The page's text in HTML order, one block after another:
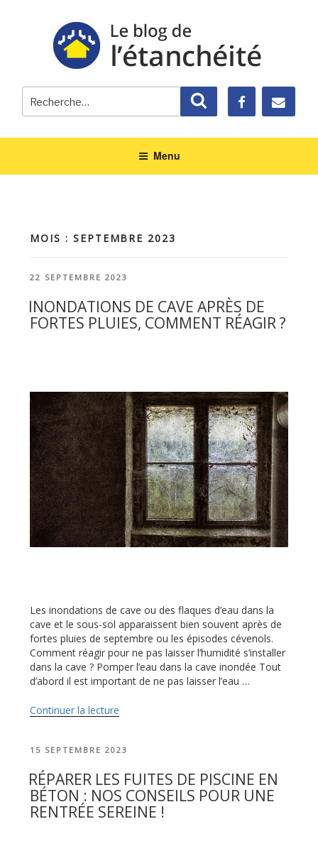
Recherche
pour
:
Recherche
Menu
MOIS : SEPTEMBRE 2023
PUBLIÉ
22 SEPTEMBRE 2023
INONDATIONS DE CAVE APRÈS DE
FORTES PLUIES, COMMENT RÉAGIR ?
Les inondations de cave ou des flaques d’eau dans la
cave et le sous-sol apparaissent bien souvent après de
fortes pluies de septembre ou les épisodes cévenols.
Comment réagir pour ne pas laisser l’humidité s’installer
dans la cave ? Pomper l’eau dans la cave inondée Tout
d’abord il est important de ne pas laisser l’eau …
Continuer la lecture
cave
de
fortes
pluies,
PUBLIÉ
15 SEPTEMBRE 2023
RÉPARER LES FUITES DE PISCINE EN
BÉTON : NOS CONSEILS POUR UNE
RENTRÉE SEREINE !